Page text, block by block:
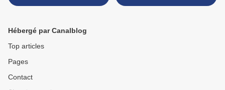
Hébergé par Canalblog
Top articles
Pages
Contact